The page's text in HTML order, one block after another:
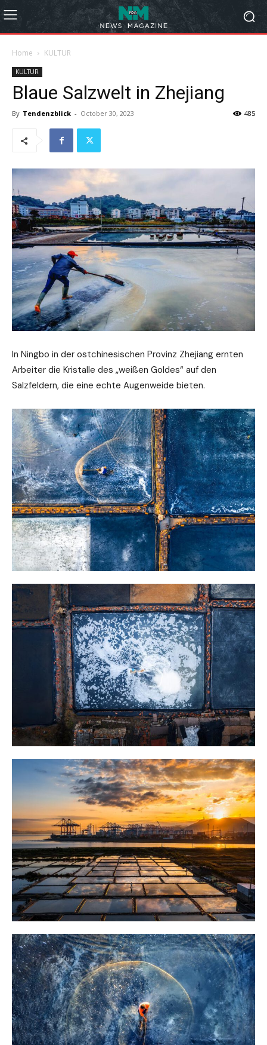
Home KULTUR
KULTUR
Blaue Salzwelt in Zhejiang
By Tendenzblick - October 30, 2023 485
In Ningbo in der ostchinesischen Provinz Zhejiang ernten
Arbeiter die Kristalle des „weißen Goldes“ auf den
Salzfeldern, die eine echte Augenweide bieten.